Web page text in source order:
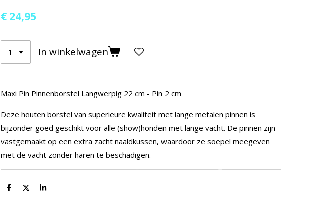
€ 24,95
In winkelwagen
Maxi Pin Pinnenborstel Langwerpig 22 cm - Pin 2 cm
Deze houten borstel van superieure kwaliteit met lange metalen pinnen is
bijzonder goed geschikt voor alle (show)honden met lange vacht. De pinnen zijn
vastgemaakt op een extra zacht naaldkussen, waardoor ze soepel meegeven
met de vacht zonder haren te beschadigen.
D
D
S